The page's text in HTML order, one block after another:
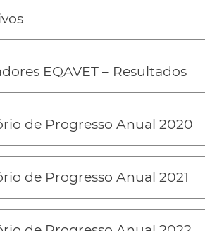
EQAVET – Resultados
de Progresso Anual 2020
de Progresso Anual 2021